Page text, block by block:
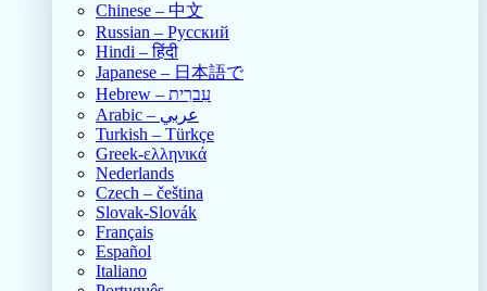
Chinese – 中文
Russian – Русский
Hindi – हिंदी
Japanese – 日本語で
Hebrew – עִברִית
Arabic – عربي
Turkish – Türkçe
Greek-ελληνικά
Nederlands
Czech – čeština
Slovak-Slovák
Français
Español
Italiano